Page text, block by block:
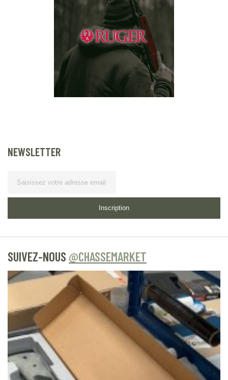
NEWSLETTER
Inscription
SUIVEZ-NOUS @CHASSEMARKET